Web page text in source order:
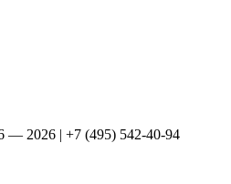
2026 | +7 (495) 542-40-94